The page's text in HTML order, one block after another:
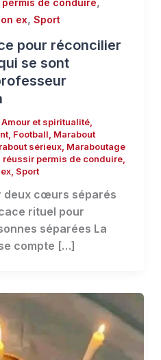
ex, Sport
pour réconcilier
se sont
Amour et spiritualité,
, Football, Marabout
sérieux, Maraboutage
réussir permis de conduire,
, Sport
deux cœurs séparés
rituel pour
séparées La
compte […]